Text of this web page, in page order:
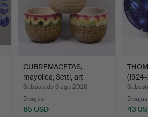
CUBREMACETAS,
mayólica, Setti, art
nouveau…
Subastado 6 ago 2026
5 pujas
85 USD
5 pujas
43